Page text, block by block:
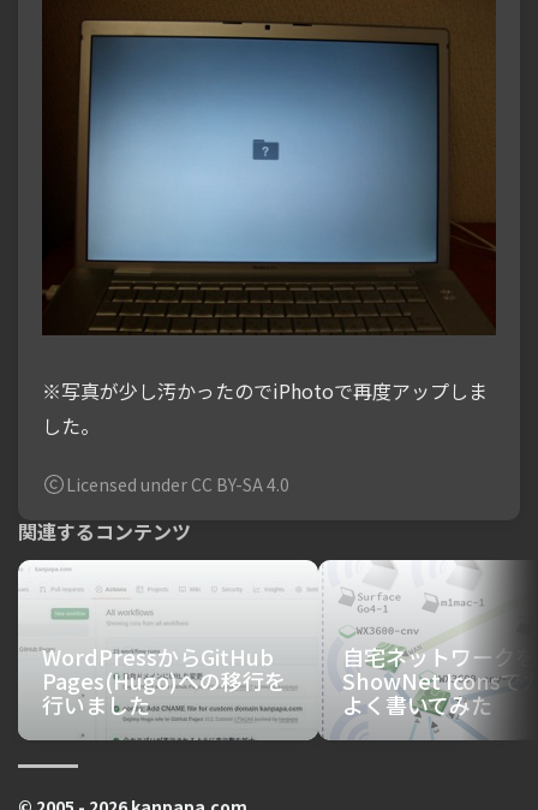
※写真が少し汚かったのでiPhotoで再度アップしま
した。
Licensed under CC BY-SA 4.0
関連するコンテンツ
WordPressからGitHub
Pages(Hugo)への移行を
行いました
自宅ネットワークを
ShowNet Iconsで
よく書いてみた